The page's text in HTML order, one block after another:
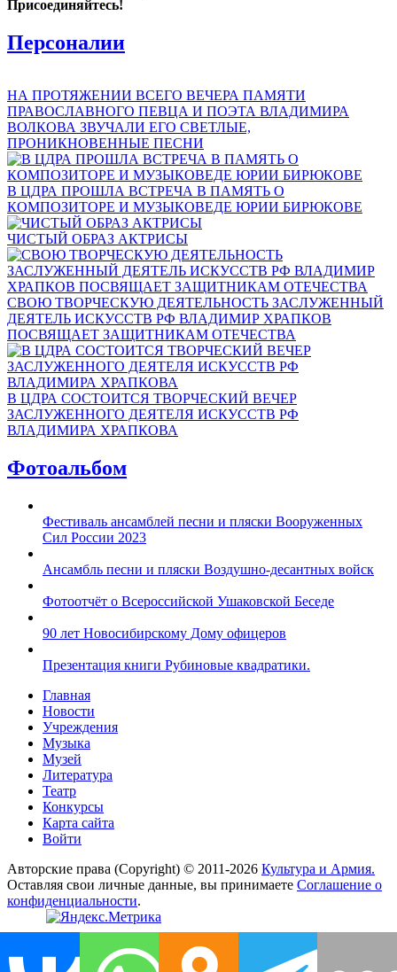
Присоединяйтесь!
Персоналии
НА ПРОТЯЖЕНИИ ВСЕГО ВЕЧЕРА ПАМЯТИ
ПРАВОСЛАВНОГО ПЕВЦА И ПОЭТА ВЛАДИМИРА
ВОЛКОВА ЗВУЧАЛИ ЕГО СВЕТЛЫЕ,
ПРОНИКНОВЕННЫЕ ПЕСНИ
В ЦДРА ПРОШЛА ВСТРЕЧА В ПАМЯТЬ О
КОМПОЗИТОРЕ И МУЗЫКОВЕДЕ ЮРИИ БИРЮКОВЕ
ЧИСТЫЙ ОБРАЗ АКТРИСЫ
СВОЮ ТВОРЧЕСКУЮ ДЕЯТЕЛЬНОСТЬ ЗАСЛУЖЕННЫЙ
ДЕЯТЕЛЬ ИСКУССТВ РФ ВЛАДИМИР ХРАПКОВ
ПОСВЯЩАЕТ ЗАЩИТНИКАМ ОТЕЧЕСТВА
В ЦДРА СОСТОИТСЯ ТВОРЧЕСКИЙ ВЕЧЕР
ЗАСЛУЖЕННОГО ДЕЯТЕЛЯ ИСКУССТВ РФ
ВЛАДИМИРА ХРАПКОВА
Фотоальбом
Фестиваль ансамблей песни и пляски Вооруженных
Сил России 2023
Ансамбль песни и пляски Воздушно-десантных войск
Фотоотчёт о Всероссийской Ушаковской Беседе
90 лет Новосибирскому Дому офицеров
Презентация книги Рубиновые квадратики.
Главная
Новости
Учреждения
Музыка
Музей
Литература
Театр
Конкурсы
Карта сайта
Войти
Авторские права (Copyright) © 2011-2026 Культура и Армия.
Оставляя свои личные данные, вы принимаете Соглашение о
конфиденциальности.